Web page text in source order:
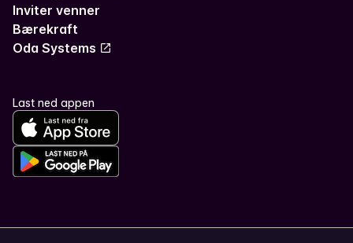
Inviter venner
Bærekraft
Oda Systems
Last ned appen